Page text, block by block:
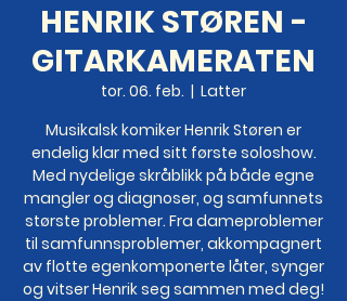
HENRIK STØREN -
GITARKAMERATEN
tor. 06. feb.
  |
Latter
Musikalsk komiker Henrik Støren er
endelig klar med sitt første soloshow.
Med nydelige skråblikk på både egne
mangler og diagnoser, og samfunnets
største problemer. Fra dameproblemer
til samfunnsproblemer, akkompagnert
av flotte egenkomponerte låter, synger
og vitser Henrik seg sammen med deg!